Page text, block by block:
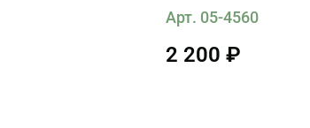
Арт. 05-4560
2 200 ₽